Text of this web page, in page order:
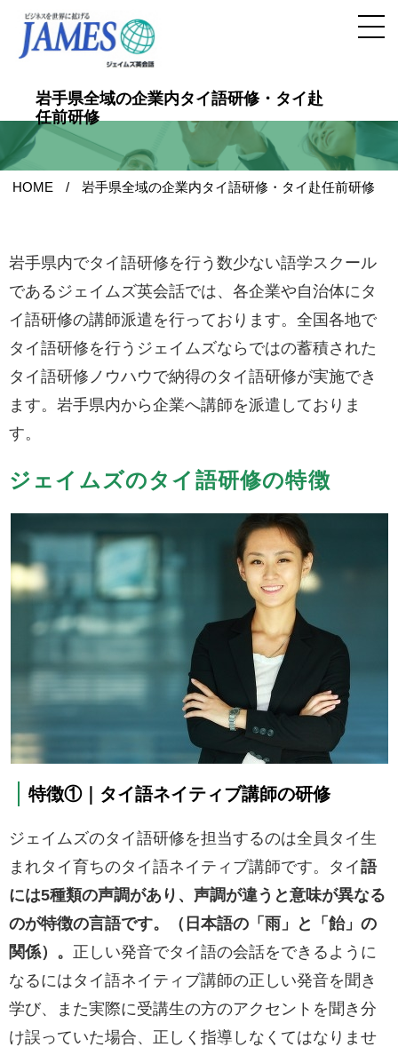
岩手県全域の企業内タイ語研修・タイ赴
任前研修
HOME 岩手県全域の企業内タイ語研修・タイ赴任前研修
岩手県内でタイ語研修を行う数少ない語学スクール
であるジェイムズ英会話では、各企業や自治体にタ
イ語研修の講師派遣を行っております。全国各地で
タイ語研修を行うジェイムズならではの蓄積された
タイ語研修ノウハウで納得のタイ語研修が実施でき
ます。岩手県内から企業へ講師を派遣しておりま
す。
ジェイムズのタイ語研修の特徴
特徴①｜タイ語ネイティブ講師の研修
ジェイムズのタイ語研修を担当するのは全員タイ生
まれタイ育ちのタイ語ネイティブ講師です。タイ語
には5種類の声調があり、声調が違うと意味が異なる
のが特徴の言語です。（日本語の「雨」と「飴」の
関係）。 正しい発音でタイ語の会話をできるように
なるにはタイ語ネイティブ講師の正しい発音を聞き
学び、また実際に受講生の方のアクセントを聞き分
け誤っていた場合、正しく指導しなくてはなりませ